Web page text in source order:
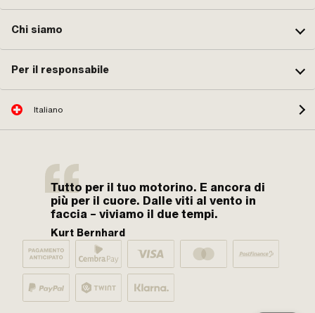
Chi siamo
Per il responsabile
Italiano
Tutto per il tuo motorino. E ancora di
più per il cuore. Dalle viti al vento in
faccia – viviamo il due tempi.
Kurt Bernhard